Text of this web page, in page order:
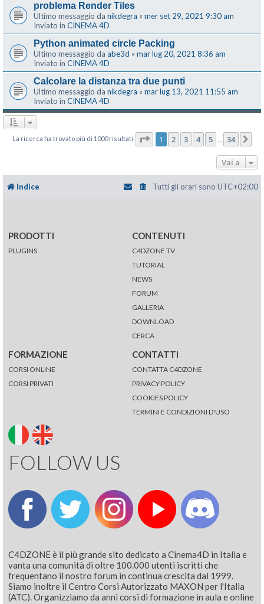
problema Render Tiles
Ultimo messaggio da nikdegra « mer set 29, 2021 9:30 am
Inviato in CINEMA 4D
Python animated circle Packing
Ultimo messaggio da abe3d « mar lug 20, 2021 8:36 am
Inviato in CINEMA 4D
Calcolare la distanza tra due punti
Ultimo messaggio da nikdegra « mar lug 13, 2021 11:55 am
Inviato in CINEMA 4D
La ricerca ha trovato più di 1000 risultati Pagina di 34
1 2 3 4 5 34
Vai a
Indice Tutti gli orari sono UTC+02:00
PRODOTTI
PLUGINS
CONTENUTI
C4DZONE TV
TUTORIAL
NEWS
FORUM
GALLERIA
DOWNLOAD
CERCA
FORMAZIONE
CORSI ONLINE
CORSI PRIVATI
CONTATTI
CONTATTA C4DZONE
PRIVACY POLICY
COOKIES POLICY
TERMINI E CONDIZIONI D'USO
FOLLOW US
C4DZONE è il più grande sito dedicato a Cinema4D in Italia e
vanta una comunità di oltre 100.000 utenti iscritti che
frequentano il nostro forum in continua crescita dal 1999.
Siamo inoltre il Centro Corsi Autorizzato MAXON per l'Italia
(ATC). Organizziamo da anni corsi di formazione in aula e online